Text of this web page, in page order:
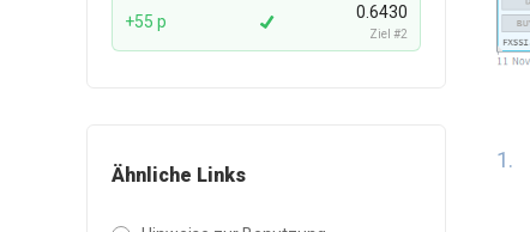
+55 p 0.6430
Ziel #2
Ähnliche Links